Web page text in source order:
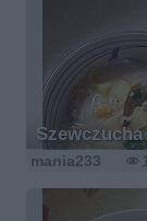
mania233